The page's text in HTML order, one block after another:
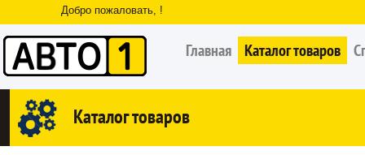
Добро пожаловать, !
Главная Каталог товаров
Каталог товаров